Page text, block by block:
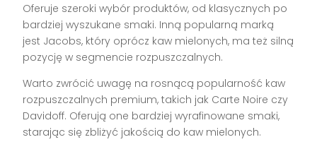
Oferuje szeroki wybór produktów, od klasycznych po
bardziej wyszukane smaki. Inną popularną marką
jest Jacobs, który oprócz kaw mielonych, ma też silną
pozycję w segmencie rozpuszczalnych.
Warto zwrócić uwagę na rosnącą popularność kaw
rozpuszczalnych premium, takich jak Carte Noire czy
Davidoff. Oferują one bardziej wyrafinowane smaki,
starając się zbliżyć jakością do kaw mielonych.